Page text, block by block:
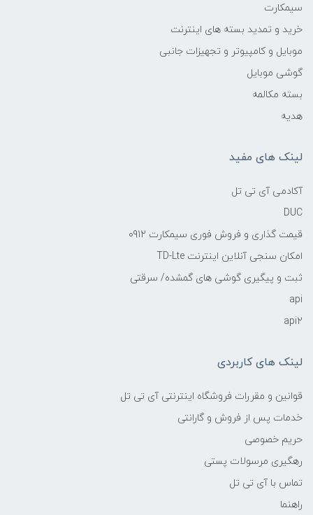
سیمکارت
خرید و تمدید بسته های اینترنت
موبایل و کامپیوتر و تجهیزات جانبی
گوشی موبایل
بسته مکالمه
هدیه
لینک های مفید
آکادمی آی تی تل
DUC
قیمت گذاری و فروش فوری سیمکارت 0912
امکان سنجی آنلاین اینترنت TD-Lte
ثبت و پیگیری گوشی های گمشده/ سرقتی
api
api2
لینک های کاربردی
قوانین و مقررات فروشگاه اینترنتی آی تی تل
خدمات پس از فروش و گارانتی
حریم خصوصی
رهگیری مرسولات پستی
تماس با آی تی تل
راهنما